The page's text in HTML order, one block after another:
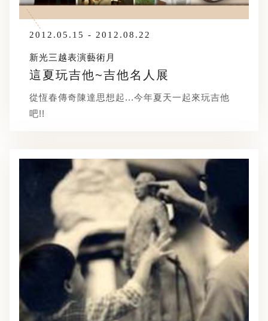
2012.05.15 - 2012.08.22
新光三越表演藝術月
這夏玩吉他~吉他名人展
從恆春傳奇陳達思想起...今年夏天一起來玩吉他
吧!!